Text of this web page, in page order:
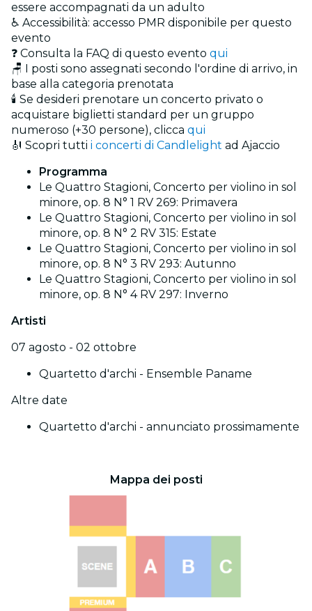
essere accompagnati da un adulto
♿ Accessibilità: accesso PMR disponibile per questo
evento
❓ Consulta la FAQ di questo evento qui
🪑 I posti sono assegnati secondo l'ordine di arrivo, in
base alla categoria prenotata
🕯️ Se desideri prenotare un concerto privato o
acquistare biglietti standard per un gruppo
numeroso (+30 persone), clicca qui
🎻 Scopri tutti i concerti di Candlelight ad Ajaccio
Programma
Le Quattro Stagioni, Concerto per violino in sol
minore, op. 8 N° 1 RV 269: Primavera
Le Quattro Stagioni, Concerto per violino in sol
minore, op. 8 N° 2 RV 315: Estate
Le Quattro Stagioni, Concerto per violino in sol
minore, op. 8 N° 3 RV 293: Autunno
Le Quattro Stagioni, Concerto per violino in sol
minore, op. 8 N° 4 RV 297: Inverno
Artisti
07 agosto - 02 ottobre
Quartetto d'archi - Ensemble Paname
Altre date
Quartetto d'archi - annunciato prossimamente
Mappa dei posti